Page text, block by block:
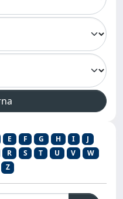
E F G H I
J
R S T U V
W
Z